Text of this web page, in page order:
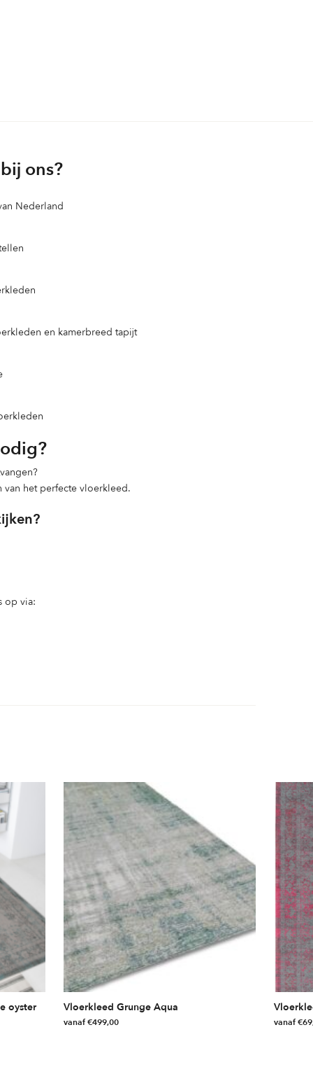
ons?
Nederland
en kamerbreed tapijt
het perfecte vloerkleed.
op via:
oyster Vloerkleed Grunge Aqua
vanaf€499,00 vanaf€